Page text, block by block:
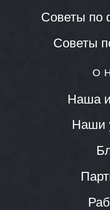
Советы по
Советы
О
Наша
Наши